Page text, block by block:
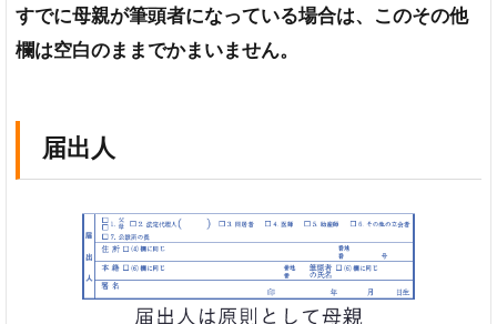
すでに母親が筆頭者になっている場合は、このその他
欄は空白のままでかまいません。
届出人